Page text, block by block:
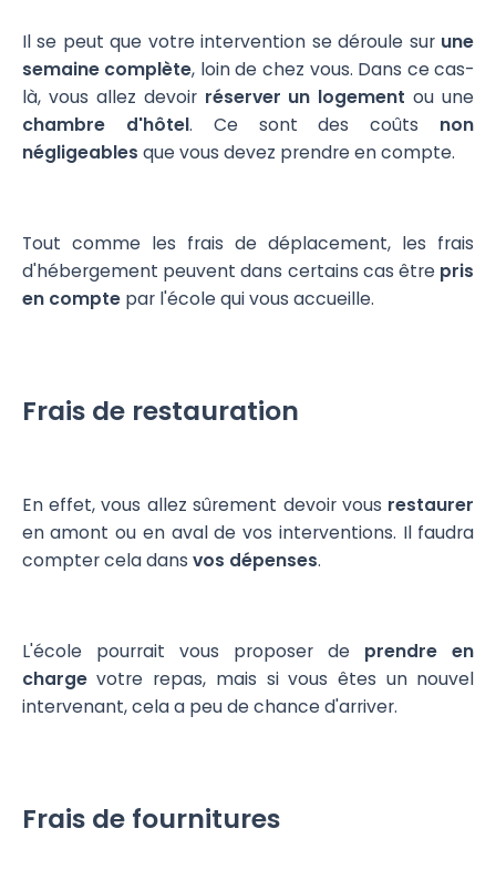
Il se peut que votre intervention se déroule sur une
semaine complète, loin de chez vous. Dans ce cas-
là, vous allez devoir réserver un logement ou une
chambre d'hôtel. Ce sont des coûts non
négligeables que vous devez prendre en compte.
Tout comme les frais de déplacement, les frais
d'hébergement peuvent dans certains cas être pris
en comptepar l'école qui vous accueille.
Frais de restauration
En effet, vous allez sûrement devoir vous restaurer
en amont ou en aval de vos interventions. Il faudra
compter cela dans vos dépenses.
L'école pourrait vous proposer de prendre en
chargevotre repas, mais si vous êtes un nouvel
intervenant, cela a peu de chance d'arriver.
Frais de fournitures